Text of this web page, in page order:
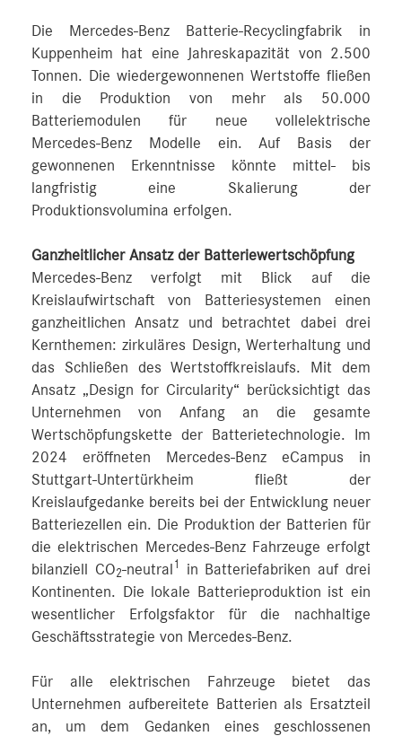
Die Mercedes-Benz Batterie-Recyclingfabrik in
Kuppenheim hat eine Jahreskapazität von 2.500
Tonnen. Die wiedergewonnenen Wertstoffe fließen
in die Produktion von mehr als 50.000
Batteriemodulen für neue vollelektrische
Mercedes-Benz Modelle ein. Auf Basis der
gewonnenen Erkenntnisse könnte mittel- bis
langfristig eine Skalierung der
Produktionsvolumina erfolgen.
Ganzheitlicher Ansatz der Batteriewertschöpfung
Mercedes-Benz verfolgt mit Blick auf die
Kreislaufwirtschaft von Batteriesystemen einen
ganzheitlichen Ansatz und betrachtet dabei drei
Kernthemen: zirkuläres Design, Werterhaltung und
das Schließen des Wertstoffkreislaufs. Mit dem
Ansatz „Design for Circularity“ berücksichtigt das
Unternehmen von Anfang an die gesamte
Wertschöpfungskette der Batterietechnologie. Im
2024 eröffneten Mercedes-Benz eCampus in
Stuttgart-Untertürkheim fließt der
Kreislaufgedanke bereits bei der Entwicklung neuer
Batteriezellen ein. Die Produktion der Batterien für
die elektrischen Mercedes-Benz Fahrzeuge erfolgt
bilanziell CO2-neutral 1
in Batteriefabriken auf drei
Kontinenten. Die lokale Batterieproduktion ist ein
wesentlicher Erfolgsfaktor für die nachhaltige
Geschäftsstrategie von Mercedes-Benz.
Für alle elektrischen Fahrzeuge bietet das
Unternehmen aufbereitete Batterien als Ersatzteil
an, um dem Gedanken eines geschlossenen